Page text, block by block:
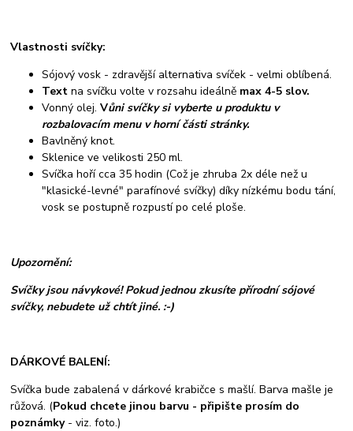
Vlastnosti svíčky:
Sójový vosk - zdravější alternativa svíček - velmi oblíbená.
Textna svíčku volte v rozsahu ideálně max 4-5 slov.
Vonný olej.Vůni svíčky si vyberte u produktu v
rozbalovacím menu v horní části stránky.
Bavlněný knot.
Sklenice ve velikosti 250 ml.
Svíčka hoří cca 35 hodin (Což je zhruba 2x déle než u
"klasické-levné" parafínové svíčky) díky nízkému bodu tání,
vosk se postupně rozpustí po celé ploše.
Upozornění:
Svíčky jsou návykové! Pokud jednou zkusíte přírodní sójové
svíčky, nebudete už chtít jiné. :-)
DÁRKOVÉ BALENÍ:
Svíčka bude zabalená v dárkové krabičce s mašlí. Barva mašle je
růžová. (Pokud chcete jinou barvu - připište prosím do
poznámky- viz. foto.)